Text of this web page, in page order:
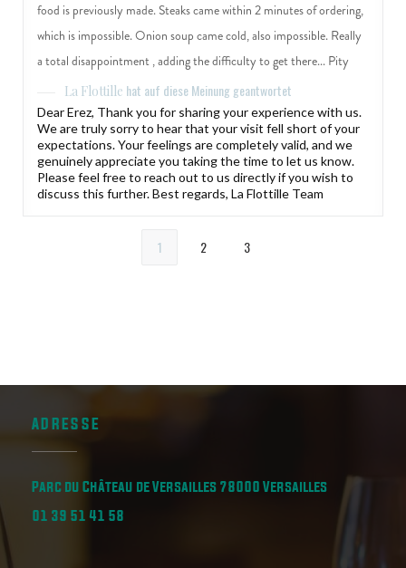
food is previously made. Steaks came within 2 minutes of ordering,
which is impossible. Onion soup came cold, also impossible. Really
a total disappointment , adding the difficulty to get there... Pity
La Flottille hat auf diese Meinung geantwortet
Dear Erez, Thank you for sharing your experience with us.
We are truly sorry to hear that your visit fell short of your
expectations. Your feelings are completely valid, and we
genuinely appreciate you taking the time to let us know.
Please feel free to reach out to us directly if you wish to
discuss this further. Best regards, La Flottille Team
1 2 3
ADRESSE
Parc du Château de Versailles 78000 Versailles((öffnet ein
01 39 51 41 58